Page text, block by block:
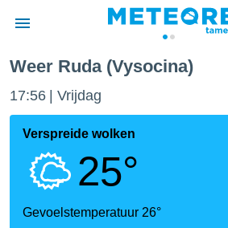
door
verstrekte
hoge
hebt de
voor
Weer Ruda (Vysocina)
17:56 Vrijdag
Verspreide wolken
25°
Gevoelstemperatuur 26°